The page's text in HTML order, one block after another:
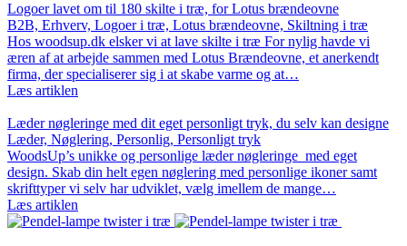
Logoer lavet om til 180 skilte i træ, for Lotus brændeovne
B2B, Erhverv, Logoer i træ, Lotus brændeovne, Skiltning i træ
Hos woodsup.dk elsker vi at lave skilte i træ For nylig havde vi
æren af at arbejde sammen med Lotus Brændeovne, et anerkendt
firma, der specialiserer sig i at skabe varme og at…
Læs artiklen
Læder nøgleringe med dit eget personligt tryk, du selv kan designe
Læder, Nøglering, Personlig, Personligt tryk
WoodsUp’s unikke og personlige læder nøgleringe med eget
design. Skab din helt egen nøglering med personlige ikoner samt
skrifttyper vi selv har udviklet, vælg imellem de mange…
Læs artiklen